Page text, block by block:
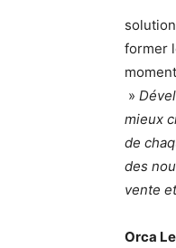
former
»
mieux
de
des
vente
Orca